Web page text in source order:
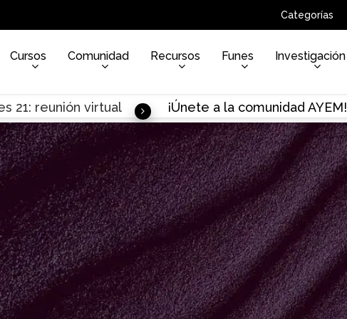
Categorías
Cursos Comunidad Recursos Funes Investigación
21: reunión virtual ¡Únete a la comunidad AYEM!